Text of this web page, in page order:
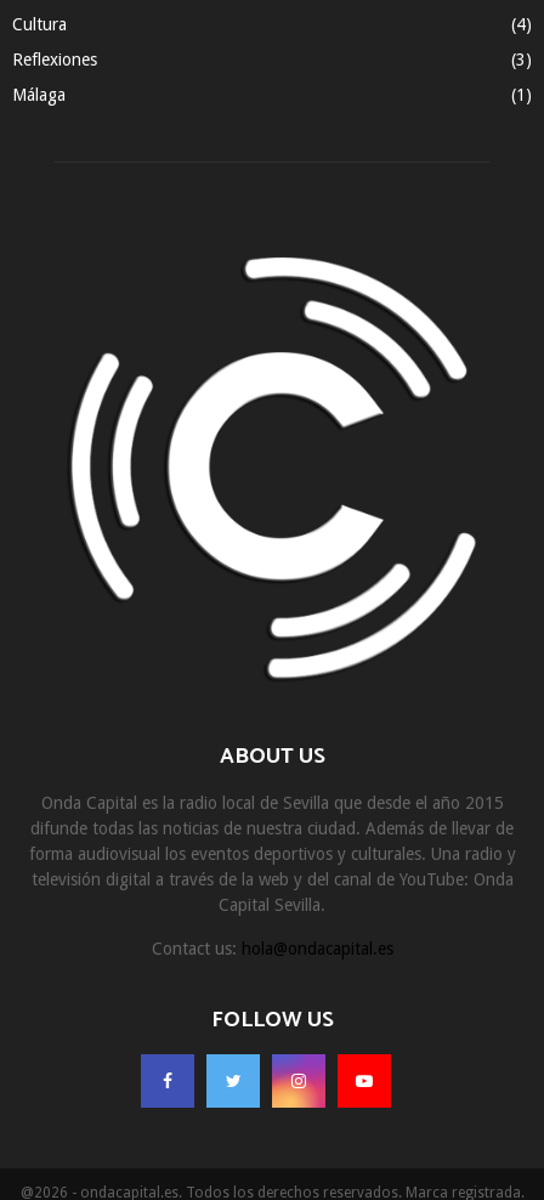
Cultura
(4)
Reflexiones
(3)
Málaga
(1)
ABOUT US
Onda Capital es la radio local de Sevilla que desde el año 2015
difunde todas las noticias de nuestra ciudad. Además de llevar de
forma audiovisual los eventos deportivos y culturales. Una radio y
televisión digital a través de la web y del canal de YouTube: Onda
Capital Sevilla.
Contact us: hola@ondacapital.es
FOLLOW US
@2026 - ondacapital.es. Todos los derechos reservados. Marca registrada.